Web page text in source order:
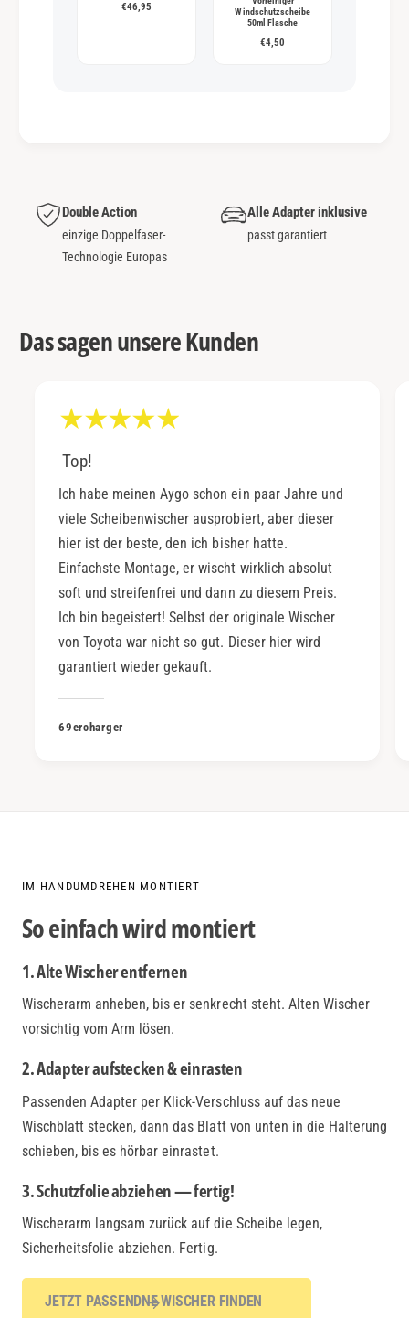
€46,95
Windschutzscheibe
50ml Flasche
€4,50
Double Action
einzige Doppelfaser-
Technologie Europas
Alle Adapter inklusive
passt garantiert
Das sagen unsere Kunden
Top!
Ich habe meinen Aygo schon ein paar Jahre und
viele Scheibenwischer ausprobiert, aber dieser
hier ist der beste, den ich bisher hatte.
Einfachste Montage, er wischt wirklich absolut
soft und streifenfrei und dann zu diesem Preis.
Ich bin begeistert! Selbst der originale Wischer
von Toyota war nicht so gut. Dieser hier wird
garantiert wieder gekauft.
69ercharger
IM HANDUMDREHEN MONTIERT
So einfach wird montiert
1. Alte Wischer entfernen
Wischerarm anheben, bis er senkrecht steht. Alten Wischer
vorsichtig vom Arm lösen.
2. Adapter aufstecken & einrasten
Passenden Adapter per Klick-Verschluss auf das neue
Wischblatt stecken, dann das Blatt von unten in die Halterung
schieben, bis es hörbar einrastet.
3. Schutzfolie abziehen — fertig!
Wischerarm langsam zurück auf die Scheibe legen,
Sicherheitsfolie abziehen. Fertig.
JETZT PASSENDNE WISCHER FINDEN